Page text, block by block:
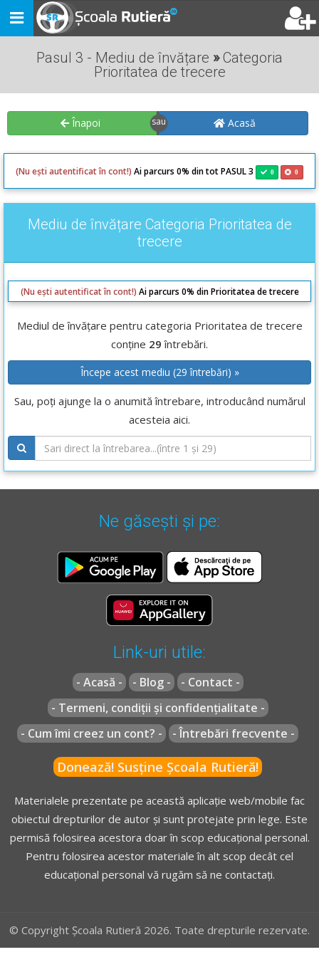
Toggle
navigation
Pasul 3 - Mediu de învățare »Categoria
Prioritatea de trecere
Înapoi Acasă
(Nu ești autentificat în cont!) Ai parcurs 0% din tot PASUL 3 0 0
Mediu de învățare Categoria Prioritatea de
trecere
(Nu ești autentificat în cont!) Ai parcurs 0% din Prioritatea de trecere
Mediul de învățare pentru categoria Prioritatea de trecere
conține 29 întrebări.
Începe acest mediu (29 întrebări) »
Sau, poți ajunge la o anumită întrebare, introducând numărul
acesteia aici.
Ne găsești și pe:
Link-uri utile:
- Acasă - - Blog -
- Contact -
- Termeni, condiții și confidențialitate -
- Cum îmi creez un cont? -
- Întrebări frecvente -
Donează! Susține Școala Rutieră!
Materialele prezentate pe această aplicație web/mobile fac
obiectul drepturilor de autor și sunt protejate prin lege. Este
permisă folosirea acestora doar în scop educațional personal.
Pentru folosirea acestor materiale în alt scop decât cel
educațional personal vă rugăm să ne contactați.
© Copyright Școala Rutieră 2026. Toate drepturile rezervate.